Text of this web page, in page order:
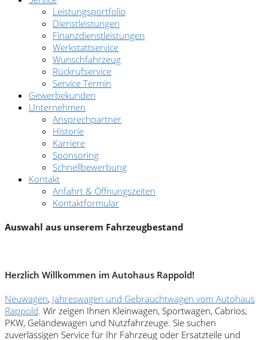
Leistungsportfolio
Dienstleistungen
Finanzdienstleistungen
Werkstattservice
Wunschfahrzeug
Rückrufservice
Service Termin
Gewerbekunden
Unternehmen
Ansprechpartner
Historie
Karriere
Sponsoring
Schnellbewerbung
Kontakt
Anfahrt & Öffnungszeiten
Kontaktformular
Auswahl aus unserem Fahrzeugbestand
Herzlich Willkommen im Autohaus Rappold!
Neuwagen, Jahreswagen und Gebrauchtwagen vom Autohaus
Rappold. Wir zeigen Ihnen Kleinwagen, Sportwagen, Cabrios,
PKW, Geländewagen und Nutzfahrzeuge. Sie suchen
zuverlässigen Service für Ihr Fahrzeug oder Ersatzteile und